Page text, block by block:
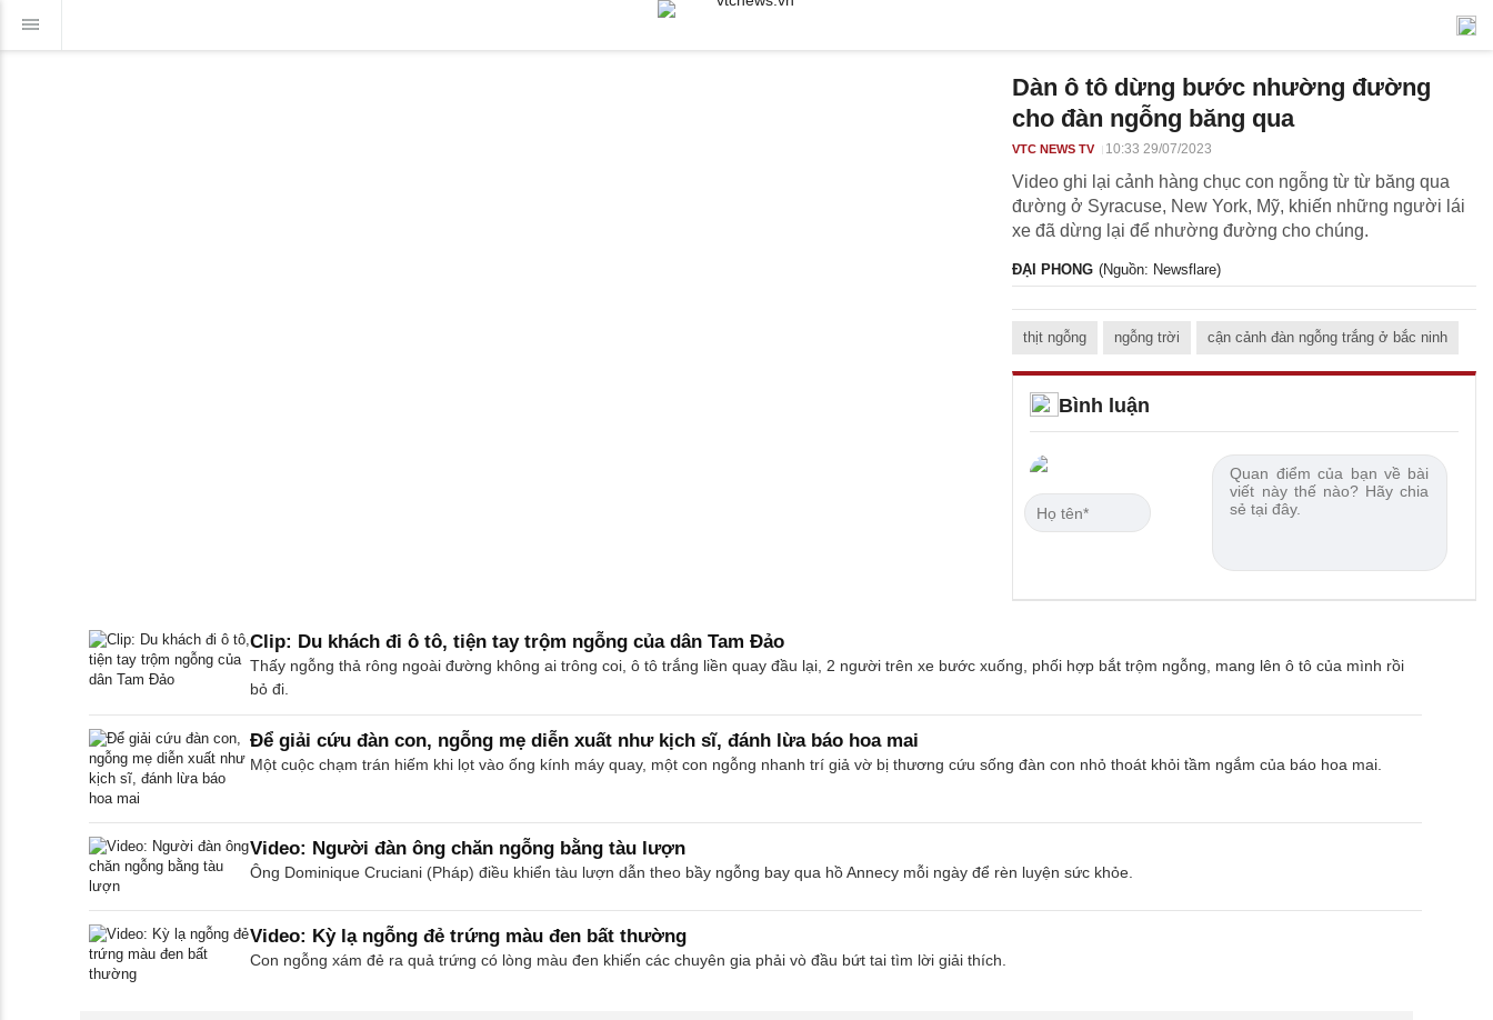
Dàn ô tô dừng bước nhường đường
cho đàn ngỗng băng qua
VTC NEWS TV 10:33 29/07/2023
Video ghi lại cảnh hàng chục con ngỗng từ từ băng qua
đường ở Syracuse, New York, Mỹ, khiến những người lái
xe đã dừng lại để nhường đường cho chúng.
ĐẠI PHONG (Nguồn: Newsflare)
thịt ngỗng ngỗng trời cận cảnh đàn ngỗng trắng ở bắc ninh
Bình luận
Clip: Du khách đi ô tô, tiện tay trộm ngỗng của dân Tam Đảo
Thấy ngỗng thả rông ngoài đường không ai trông coi, ô tô trắng liền quay đầu lại, 2 người trên xe bước xuống, phối hợp bắt trộm ngỗng, mang lên ô tô của mình rồi
bỏ đi.
Để giải cứu đàn con, ngỗng mẹ diễn xuất như kịch sĩ, đánh lừa báo hoa mai
Một cuộc chạm trán hiếm khi lọt vào ống kính máy quay, một con ngỗng nhanh trí giả vờ bị thương cứu sống đàn con nhỏ thoát khỏi tầm ngắm của báo hoa mai.
Video: Người đàn ông chăn ngỗng bằng tàu lượn
Ông Dominique Cruciani (Pháp) điều khiển tàu lượn dẫn theo bầy ngỗng bay qua hồ Annecy mỗi ngày để rèn luyện sức khỏe.
Video: Kỳ lạ ngỗng đẻ trứng màu đen bất thường
Con ngỗng xám đẻ ra quả trứng có lòng màu đen khiến các chuyên gia phải vò đầu bứt tai tìm lời giải thích.